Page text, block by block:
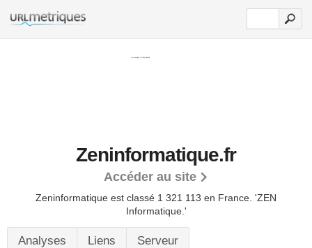
Zeninformatique.fr
Accéder au site
Zeninformatique est classé 1 321 113 en France. 'ZEN
Informatique.'
Analyses Liens Serveur